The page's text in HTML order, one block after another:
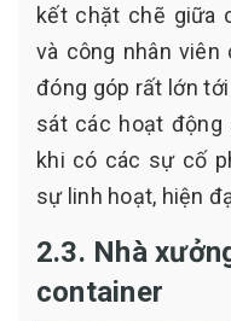
kết chặt chẽ giữa
và công nhân viên
đóng góp rất lớn
sát các hoạt động
khi có các sự cố
sự linh hoạt, hiện
2.3. Nhà
container